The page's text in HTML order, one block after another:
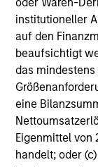
institutioneller
auf den
beaufsichtigt
das
eine
Eigenmittel von
handelt; oder
consider the
markets are
positive
markets
05-AUG-2026